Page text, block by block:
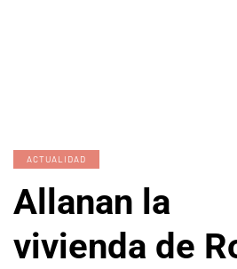
ACTUALIDAD
Allanan la
vivienda de